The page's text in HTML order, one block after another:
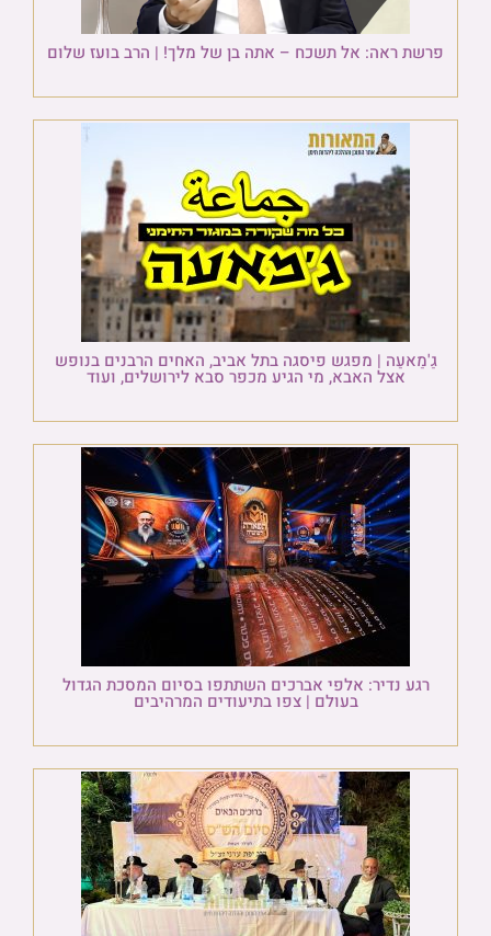
פרשת ראה: אל תשכח – אתה בן של מלך! | הרב בועז שלום
גַ'מַאעַה | מפגש פיסגה בתל אביב, האחים הרבנים בנופש
אצל האבא, מי הגיע מכפר סבא לירושלים, ועוד
רגע נדיר: אלפי אברכים השתתפו בסיום המסכת הגדול
בעולם | צפו בתיעודים המרהיבים